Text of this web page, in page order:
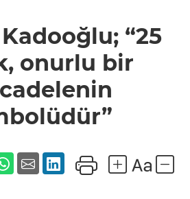
“25
onurlu bir